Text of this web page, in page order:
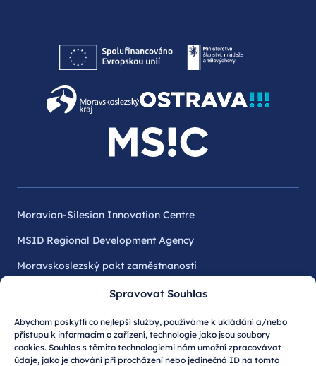
Spravovat Souhlas
Abychom poskytli co nejlepší služby, používáme k ukládání a/nebo
přístupu k informacím o zařízení, technologie jako jsou soubory
cookies. Souhlas s těmito technologiemi nám umožní zpracovávat
údaje, jako je chování při procházení nebo jedinečná ID na tomto
Moravian‑Silesian Innovation Centre
MSID Regional Development Agency
Moravskoslezský pakt zaměstnanosti
Invest North-east Czechia
Invest in Ostrava